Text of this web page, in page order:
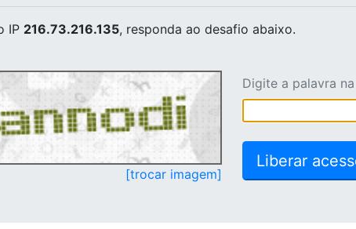
IP 216.73.216.135, responda ao desafio abaixo.
[trocar imagem]
Digite a palavra